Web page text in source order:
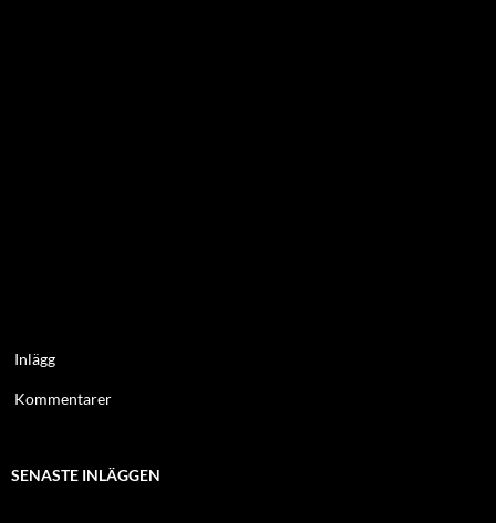
Inlägg
Kommentarer
SENASTE INLÄGGEN